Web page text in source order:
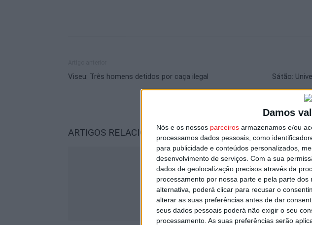
Damos
Nós e os nossos parceiros armazenamos e/ou
processamos dados pessoais, como
para publicidade e conteúdos personalizados,
desenvolvimento de serviços. Com a sua
dados de geolocalização precisos através da
processamento por nossa parte e pela parte
alternativa, poderá clicar para recusar o
alterar as suas preferências antes de dar
seus dados pessoais poderá não exigir o seu
processamento. As suas preferências serão
Viseu: Três homens detidos por caça ilegal
Sátão:
ARTIGOS RELACIONADOSMais do autor